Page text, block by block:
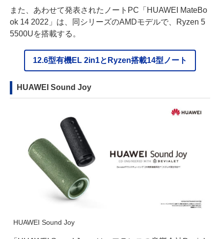
また、あわせて発表されたノートPC「HUAWEI MateBo
ok 14 2022」は、同シリーズのAMDモデルで、Ryzen 5
5500Uを搭載する。
12.6型有機EL 2in1とRyzen搭載14型ノート
HUAWEI Sound Joy
HUAWEI Sound Joy